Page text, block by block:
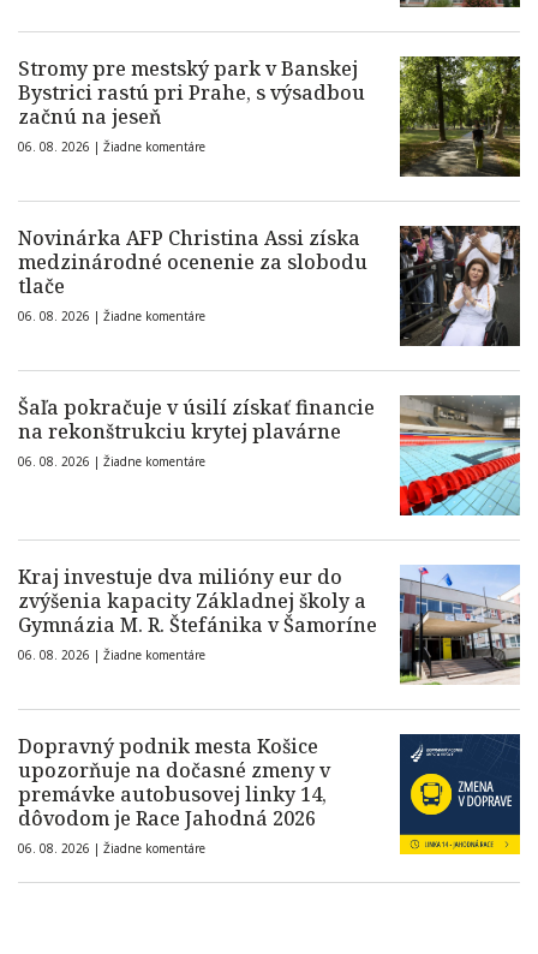
Stromy pre mestský park v Banskej
Bystrici rastú pri Prahe, s výsadbou
začnú na jeseň
06. 08. 2026 | Žiadne komentáre
Novinárka AFP Christina Assi získa
medzinárodné ocenenie za slobodu
tlače
06. 08. 2026 | Žiadne komentáre
Šaľa pokračuje v úsilí získať financie
na rekonštrukciu krytej plavárne
06. 08. 2026 | Žiadne komentáre
Kraj investuje dva milióny eur do
zvýšenia kapacity Základnej školy a
Gymnázia M. R. Štefánika v Šamoríne
06. 08. 2026 | Žiadne komentáre
Dopravný podnik mesta Košice
upozorňuje na dočasné zmeny v
premávke autobusovej linky 14,
dôvodom je Race Jahodná 2026
06. 08. 2026 | Žiadne komentáre